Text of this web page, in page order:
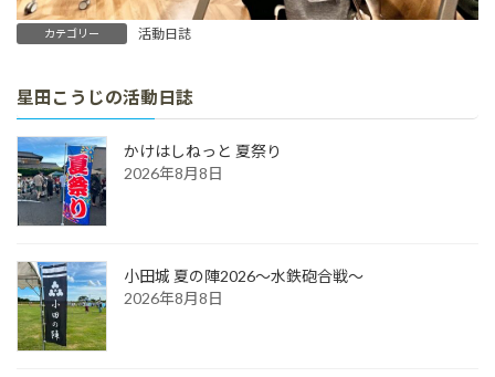
カテゴリー 活動日誌
星田こうじの活動日誌
かけはしねっと 夏祭り
2026年8月8日
小田城 夏の陣2026～水鉄砲合戦～
2026年8月8日